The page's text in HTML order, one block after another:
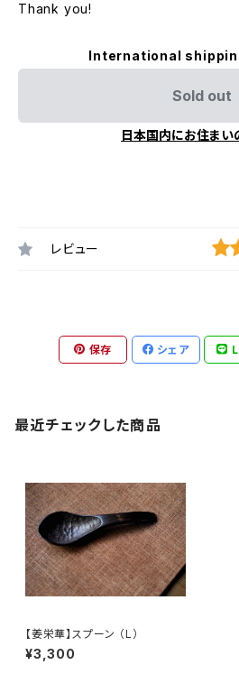
Thank you!
International
Sold out
日本国内にお住まい
レビュー
保存 シェア
最近チェックした商品
【姜栄華】スプーン （L）
¥3,300